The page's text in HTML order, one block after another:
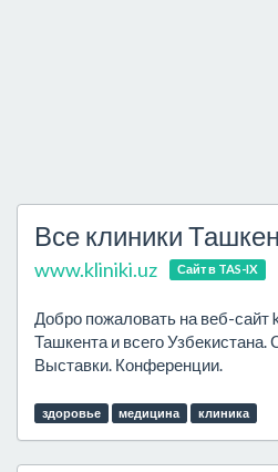
Все клиники
www.kliniki.uz Сайт в TAS-IX
Добро пожаловать на веб-сайт
Ташкента и всего
Выставки. Конференции.
здоровье медицина клиника